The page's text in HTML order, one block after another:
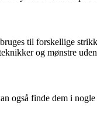
til forskellige
og mønstre
også finde dem i